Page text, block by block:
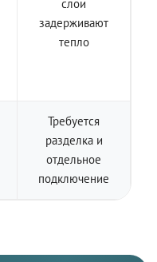
слои
задерживают
тепло
Требуется
разделка и
отдельное
подключение